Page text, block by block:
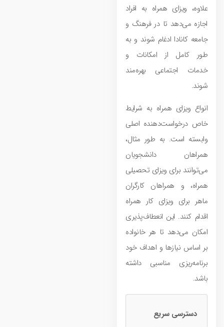
علاوه، ویزای همراه به افراد
اجازه می‌دهد تا در فرهنگ و
جامعه کانادا ادغام شوند و به
طور کامل از امکانات و
خدمات اجتماعی بهره‌مند
شوند.
انواع ویزای همراه به شرایط
خاص درخواست‌دهنده اصلی
وابسته است. به طور مثال،
همراهان دانشجویان
می‌توانند برای ویزای تحصیلی
همراه، و همراهان کارگران
ماهر برای ویزای کار همراه
اقدام کنند. این انعطاف‌پذیری
امکان می‌دهد تا هر خانواده
بر اساس نیازها و اهداف خود
برنامه‌ریزی مناسبی داشته
باشد.
دسترسی سریع